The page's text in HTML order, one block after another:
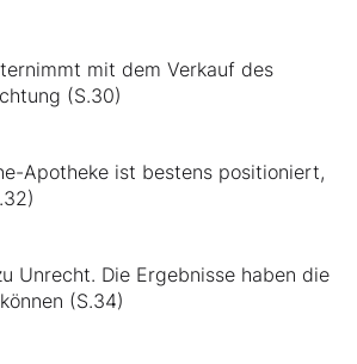
mit dem Verkauf des
(S.30)
Apotheke ist bestens positioniert,
Unrecht. Die Ergebnisse haben die
(S.34)